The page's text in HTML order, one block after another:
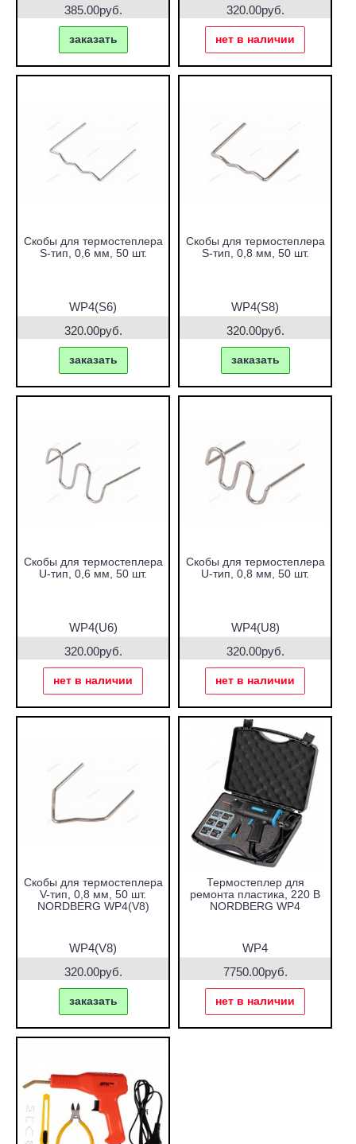
385.00руб.
заказать
320.00руб.
нет в наличии
Скобы для термостеплера
S-тип, 0,6 мм, 50 шт.
WP4(S6)
320.00руб.
заказать
Скобы для термостеплера
S-тип, 0,8 мм, 50 шт.
WP4(S8)
320.00руб.
заказать
Скобы для термостеплера
U-тип, 0,6 мм, 50 шт.
WP4(U6)
320.00руб.
нет в наличии
Скобы для термостеплера
U-тип, 0,8 мм, 50 шт.
WP4(U8)
320.00руб.
нет в наличии
Скобы для термостеплера
V-тип, 0,8 мм, 50 шт.
NORDBERG WP4(V8)
WP4(V8)
320.00руб.
заказать
Термостеплер для
ремонта пластика, 220 В
NORDBERG WP4
WP4
7750.00руб.
нет в наличии